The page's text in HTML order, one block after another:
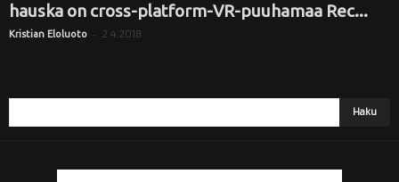
hauska on cross-platform-VR-puuhamaa Rec...
Kristian Eloluoto - 2.4.2018